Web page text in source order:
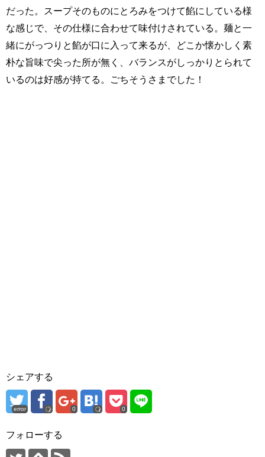
だった。スープそのものにとろみをつけて餡にしている様
な感じで、その仕様に合わせて味付けされている。麺と一
緒にがっつりと餡が口に入って来るが、どこか懐かしく素
朴な旨味で尖った所が無く、バランスがしっかりとられて
いるのは好感が持てる。ごちそうさまでした！
シェアする
error 0 0
フォローする